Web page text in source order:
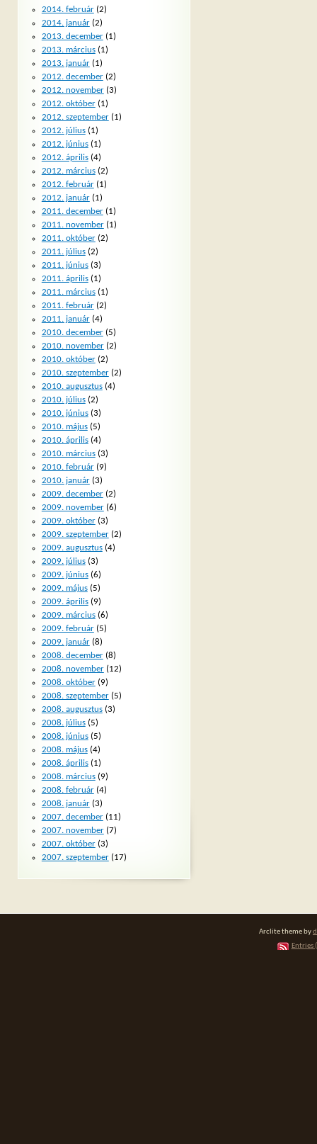
2014. február(2)
2014. január(2)
2013. december(1)
2013. március(1)
2013. január(1)
2012. december(2)
2012. november(3)
2012. október(1)
2012. szeptember(1)
2012. július(1)
2012. június(1)
2012. április(4)
2012. március(2)
2012. február(1)
2012. január(1)
2011. december(1)
2011. november(1)
2011. október(2)
2011. július(2)
2011. június(3)
2011. április(1)
2011. március(1)
2011. február(2)
2011. január(4)
2010. december(5)
2010. november(2)
2010. október(2)
2010. szeptember(2)
2010. augusztus(4)
2010. július(2)
2010. június(3)
2010. május(5)
2010. április(4)
2010. március(3)
2010. február(9)
2010. január(3)
2009. december(2)
2009. november(6)
2009. október(3)
2009. szeptember(2)
2009. augusztus(4)
2009. július(3)
2009. június(6)
2009. május(5)
2009. április(9)
2009. március(6)
2009. február(5)
2009. január(8)
2008. december(8)
2008. november(12)
2008. október(9)
2008. szeptember(5)
2008. augusztus(3)
2008. július(5)
2008. június(5)
2008. május(4)
2008. április(1)
2008. március(9)
2008. február(4)
2008. január(3)
2007. december(11)
2007. november(7)
2007. október(3)
2007. szeptember(17)
Arclite theme by
Entries